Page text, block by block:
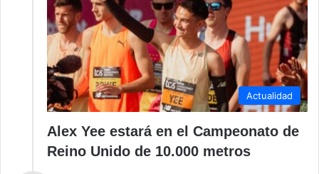
Actualidad
Alex Yee estará en el Campeonato de
Reino Unido de 10.000 metros